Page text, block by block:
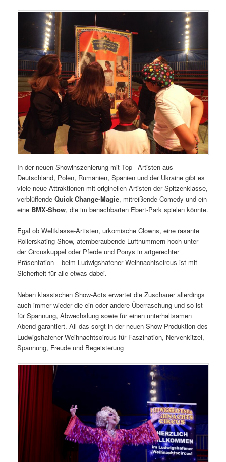
In der neuen Showinszenierung mit Top –Artisten aus
Deutschland, Polen, Rumänien, Spanien und der Ukraine gibt es
viele neue Attraktionen mit originellen Artisten der Spitzenklasse,
verblüffendeQuick Change-Magie, mitreißende Comedy und ein
eine BMX-Show, die im benachbarten Ebert-Park spielen könnte.
Egal ob Weltklasse-Artisten, urkomische Clowns, eine rasante
Rollerskating-Show, atemberaubende Luftnummern hoch unter
der Circuskuppel oder Pferde und Ponys in artgerechter
Präsentation – beim Ludwigshafener Weihnachtscircus ist mit
Sicherheit für alle etwas dabei.
Neben klassischen Show-Acts erwartet die Zuschauer allerdings
auch immer wieder die ein oder andere Überraschung und so ist
für Spannung, Abwechslung sowie für einen unterhaltsamen
Abend garantiert. All das sorgt in der neuen Show-Produktion des
Ludwigshafener Weihnachtscircus für Faszination, Nervenkitzel,
Spannung, Freude und Begeisterung